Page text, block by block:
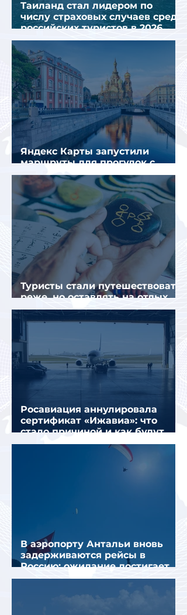
Таиланд стал лидером по
числу страховых случаев среди
российских туристов в 2026
году
Яндекс Карты запустили
маршруты для прогулок с
описанием и аудиогидом
Туристы стали путешествовать
реже, но оставлять на отдых
почти на 40% больше
Росавиация аннулировала
сертификат «Ижавиа»: что
стало причиной и как будут
перевозить пассажиров
В аэропорту Антальи вновь
задерживаются рейсы в
Россию: ожидание достигает
почти 10 часов